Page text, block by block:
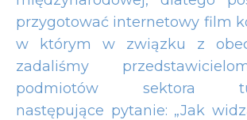
przygotować internetowy film
w którym w związku z
zadaliśmy
podmiotów sektora
następujące pytanie: „Jak